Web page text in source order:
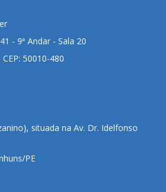
- 9ª Andar - Sala 20
50010-480
situada na Av. Dr. Idelfonso
PE